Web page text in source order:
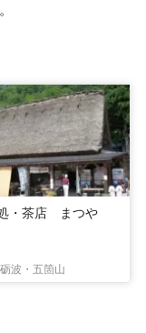
・茶店 まつや
砺波・五箇山